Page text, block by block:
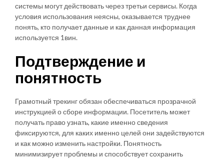
системы могут действовать через третьи сервисы. Когда
условия использования неясны, оказывается труднее
понять, кто получает данные и как данная информация
используется 1вин.
Подтверждение и
понятность
Грамотный трекинг обязан обеспечиваться прозрачной
инструкцией о сборе информации. Посетитель может
получать право узнать, какие именно сведения
фиксируются, для каких именно целей они задействуются
и как можно изменить настройки. Понятность
минимизирует проблемы и способствует сохранить